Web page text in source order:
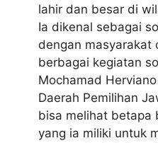
lahir dan besar di
Ia dikenal sebagai
dengan masyarakat
berbagai kegiatan
Mochamad
Daerah Pemilihan
bisa melihat betapa
yang ia miliki untuk